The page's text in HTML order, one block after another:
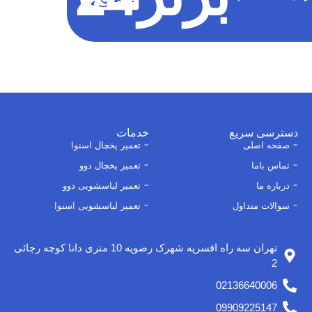
دسترسی سریع
صفحه اصلی
تماس باما
درباره ما
سوالات متداول
خدمات
تعمیر یخچال اسنوا
تعمیر یخچال دوو
تعمیر لباسشویی دوو
تعمیر لباسشویی اسنوا
تهران سه راه افسریه شهرک رضویه 10 متری دانا کوچه رجائی
2
02136640006
09909225147